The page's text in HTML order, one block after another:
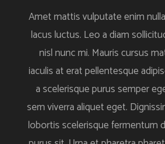
Amet mattis vulputate enim
lacus luctus. Leo a diam
nisl nunc mi. Mauris cursus
iaculis at erat pellentesque
a scelerisque purus semper
sem viverra aliquet eget.
lobortis scelerisque fermentum